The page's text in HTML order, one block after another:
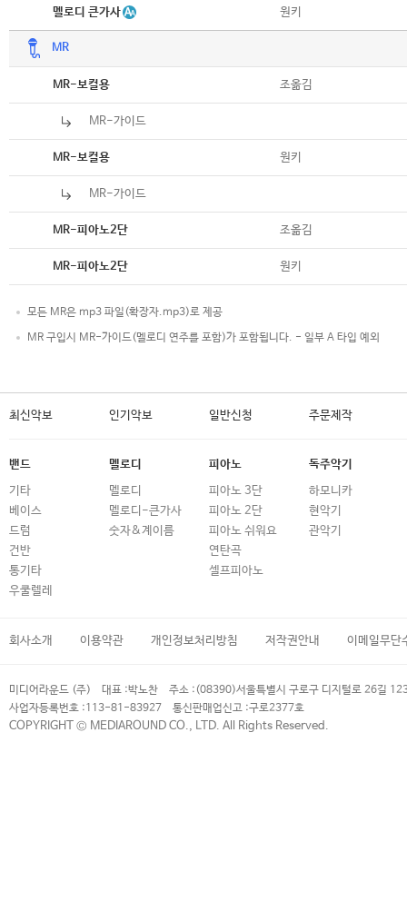
멜로디 큰가사 원키
MR
MR-보컬용 조옮김
MR-가이드
MR-보컬용 원키
MR-가이드
MR-피아노2단 조옮김
MR-피아노2단 원키
모든 MR은 mp3 파일(확장자.mp3)로 제공
MR 구입시 MR-가이드(멜로디 연주를 포함)가 포함됩니다. - 일부 A 타입 예외
최신악보 인기악보 일반신청 주문제작
밴드
기타
베이스
드럼
건반
통기타
우쿨렐레
멜로디
멜로디
멜로디-큰가사
숫자&계이름
피아노
피아노 3단
피아노 2단
피아노 쉬워요
연탄곡
셀프피아노
독주악기
하모니카
현악기
관악기
회사소개 이용약관 개인정보처리방침 저작권안내 이메일무단
미디어라운드 (주) 대표 :박노찬 주소 : (08390)서울특별시 구로구 디지털로 26길
사업자등록번호 :113-81-83927 통신판매업신고 :구로2377호
COPYRIGHT © MEDIAROUND CO., LTD. All Rights Reserved.